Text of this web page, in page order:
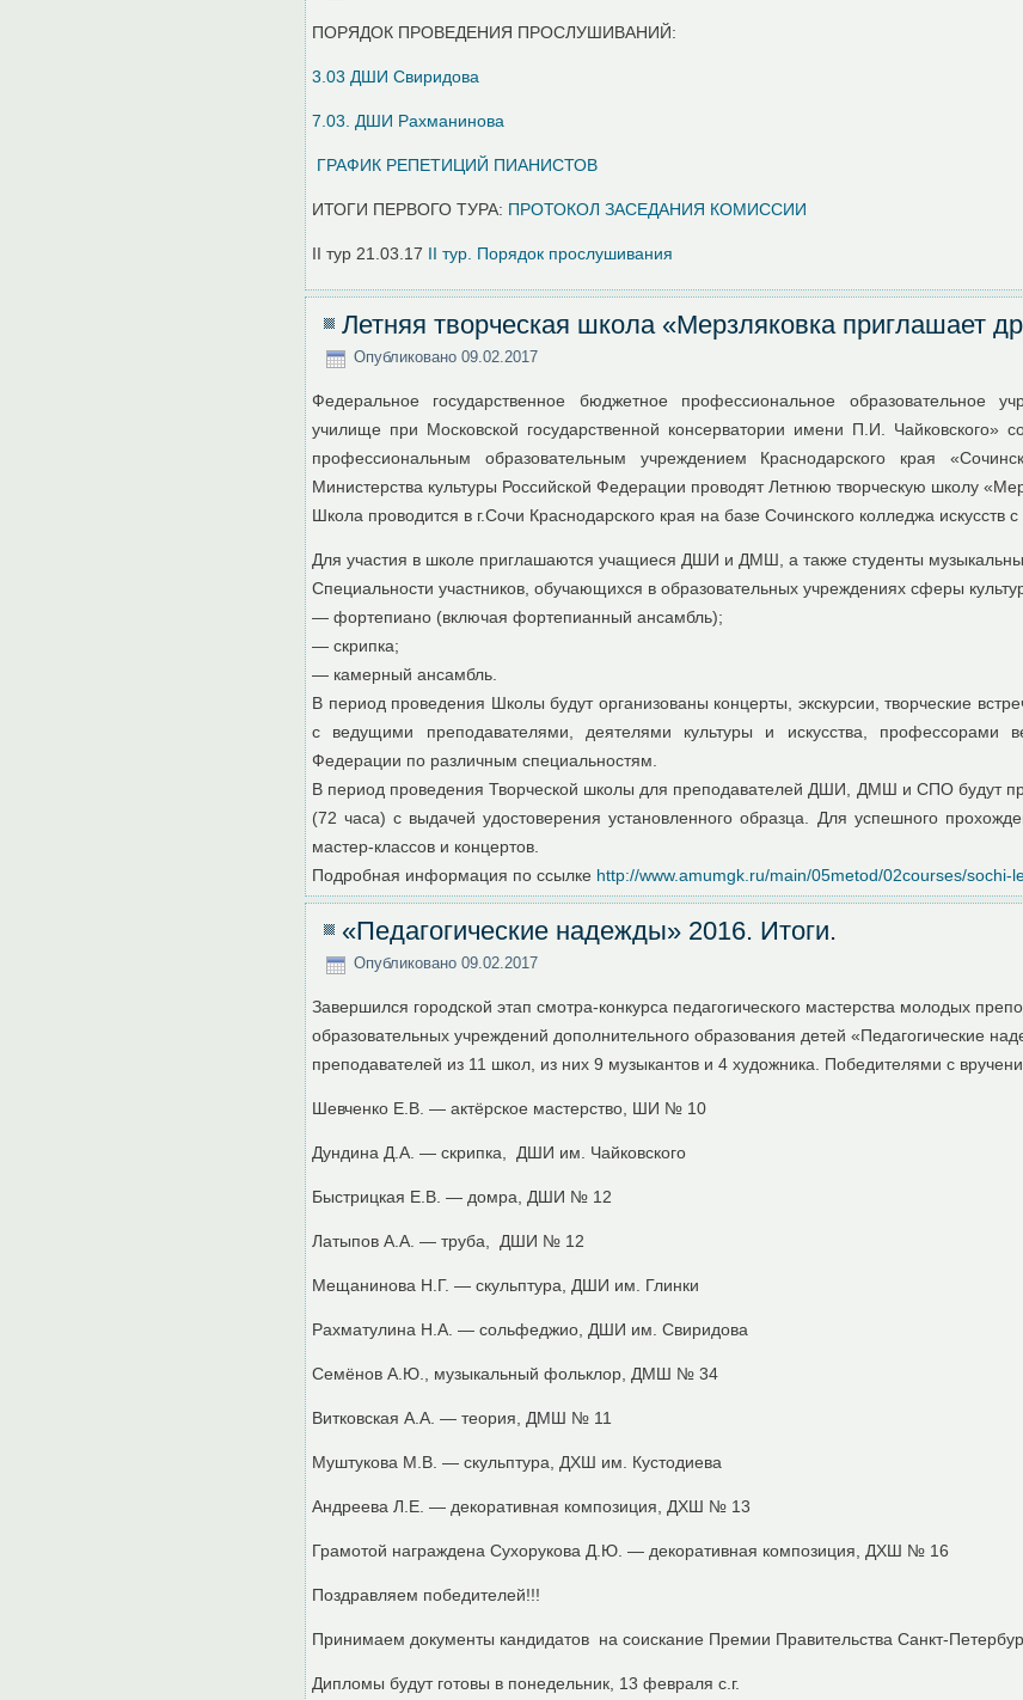
ПОРЯДОК ПРОВЕДЕНИЯ ПРОСЛУШИВАНИЙ:
3.03 ДШИ Свиридова
7.03. ДШИ Рахманинова
ГРАФИК РЕПЕТИЦИЙ ПИАНИСТОВ
ИТОГИ ПЕРВОГО ТУРА: ПРОТОКОЛ ЗАСЕДАНИЯ КОМИССИИ
II тур 21.03.17 II тур. Порядок прослушивания
Летняя творческая школа «Мерзляковка приглашает
Опубликовано 09.02.2017
Федеральное государственное бюджетное профессиональное образовательное
училище при Московской государственной консерватории имени П.И. Чайковского»
профессиональным образовательным учреждением Краснодарского края
Министерства культуры Российской Федерации проводят Летнюю творческую школу
Школа проводится в г.Сочи Краснодарского края на базе Сочинского колледжа искусств
Для участия в школе приглашаются учащиеся ДШИ и ДМШ, а также студенты
Специальности участников, обучающихся в образовательных учреждениях сферы
— фортепиано (включая фортепианный ансамбль);
— скрипка;
— камерный ансамбль.
В период проведения Школы будут организованы концерты, экскурсии, творческие
с ведущими преподавателями, деятелями культуры и искусства, профессорами
Федерации по различным специальностям.
В период проведения Творческой школы для преподавателей ДШИ, ДМШ и СПО будут
(72 часа) с выдачей удостоверения установленного образца. Для успешного
мастер-классов и концертов.
Подробная информация по ссылке http://www.amumgk.ru/main/05metod/02courses/sochi-
«Педагогические надежды» 2016. Итоги.
Опубликовано 09.02.2017
Завершился городской этап смотра-конкурса педагогического мастерства молодых
образовательных учреждений дополнительного образования детей «Педагогические
преподавателей из 11 школ, из них 9 музыкантов и 4 художника. Победителями с
Шевченко Е.В. — актёрское мастерство, ШИ № 10
Дундина Д.А. — скрипка, ДШИ им. Чайковского
Быстрицкая Е.В. — домра, ДШИ № 12
Латыпов А.А. — труба, ДШИ № 12
Мещанинова Н.Г. — скульптура, ДШИ им. Глинки
Рахматулина Н.А. — сольфеджио, ДШИ им. Свиридова
Семёнов А.Ю., музыкальный фольклор, ДМШ № 34
Витковская А.А. — теория, ДМШ № 11
Муштукова М.В. — скульптура, ДХШ им. Кустодиева
Андреева Л.Е. — декоративная композиция, ДХШ № 13
Грамотой награждена Сухорукова Д.Ю. — декоративная композиция, ДХШ № 16
Поздравляем победителей!!!
Принимаем документы кандидатов на соискание Премии Правительства Санкт-
Дипломы будут готовы в понедельник, 13 февраля с.г.